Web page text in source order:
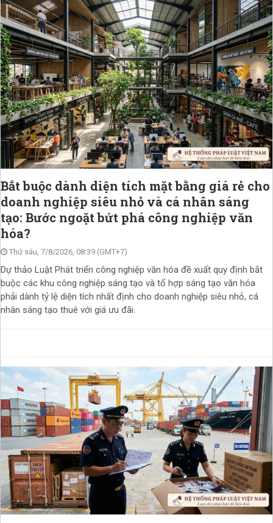
Bắt buộc dành diện tích mặt bằng giá rẻ cho
doanh nghiệp siêu nhỏ và cá nhân sáng
tạo: Bước ngoặt bứt phá công nghiệp văn
hóa?
Thứ sáu, 7/8/2026, 08:39 (GMT+7)
Dự thảo Luật Phát triển công nghiệp văn hóa đề xuất quy định bắt
buộc các khu công nghiệp sáng tạo và tổ hợp sáng tạo văn hóa
phải dành tỷ lệ diện tích nhất định cho doanh nghiệp siêu nhỏ, cá
nhân sáng tạo thuê với giá ưu đãi.